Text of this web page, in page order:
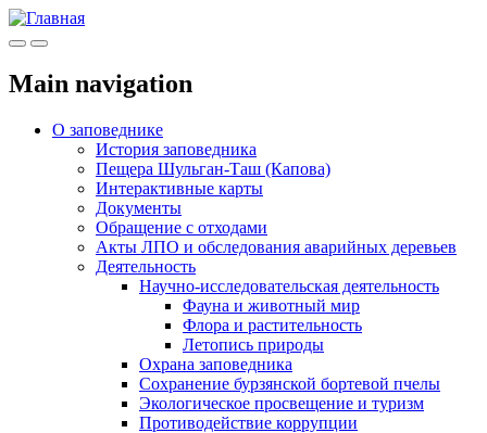
МенюИнфо
Main navigation
О заповеднике
История заповедника
Пещера Шульган-Таш (Капова)
Интерактивные карты
Документы
Обращение с отходами
Акты ЛПО и обследования аварийных деревьев
Деятельность
Научно-исследовательская деятельность
Фауна и животный мир
Флора и растительность
Летопись природы
Охрана заповедника
Сохранение бурзянской бортевой пчелы
Экологическое просвещение и туризм
Противодействие коррупции